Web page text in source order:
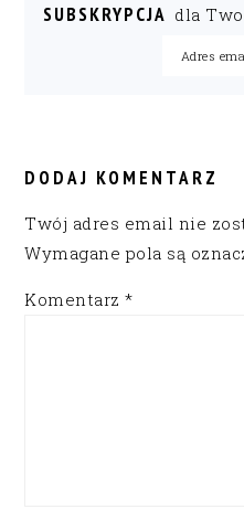
SUBSKRYPCJA dla
INTERACTIONS
DODAJ KOMENTARZ
Twój adres email nie
Wymagane pola są
Komentarz*